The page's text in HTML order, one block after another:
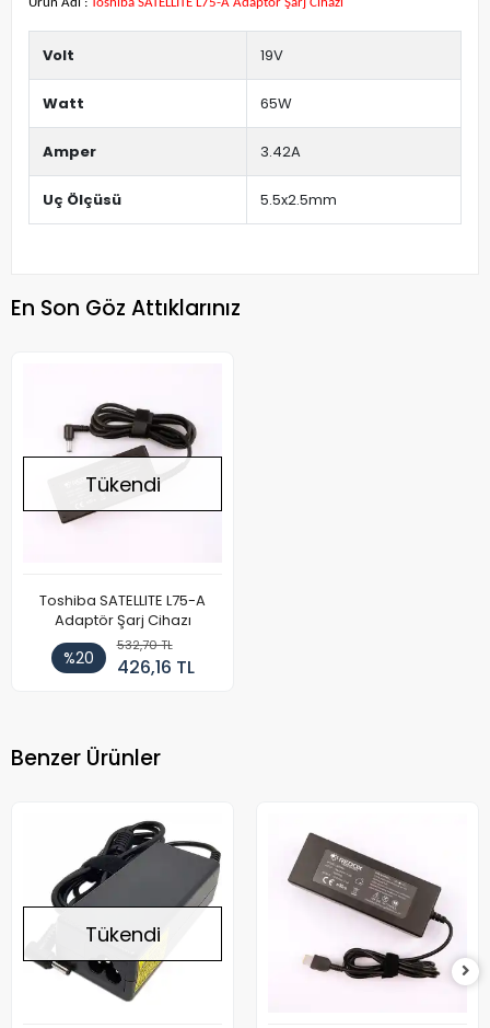
Ürün Adı : Toshiba SATELLITE L75-A Adaptör Şarj Cihazı
Volt 19V
Watt 65W
Amper 3.42A
Uç Ölçüsü 5.5x2.5mm
En Son Göz Attıklarınız
Tükendi
Toshiba SATELLITE L75-A
Adaptör Şarj Cihazı
%20
532,70 TL
426,16 TL
Benzer Ürünler
Tükendi